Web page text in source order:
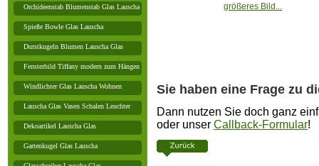
größeres Bild...
Sie haben eine Frage zu
Dann nutzen Sie doch ganz
oder unser Callback-Formular!
Orchideenstab Blumenstab Glas Lauscha
Spieße Bowle Glas Lauscha
Durstkugeln Blumen Lauscha Glas
Fensterbild Tiffany modern zum Hängen
Windlichter Glas Lauscha Wohnen
Lauscha Glas Vasen Schalen Leuchter
Dekoartikel Lauscha Glas
Gartenkugel Glas Lauscha